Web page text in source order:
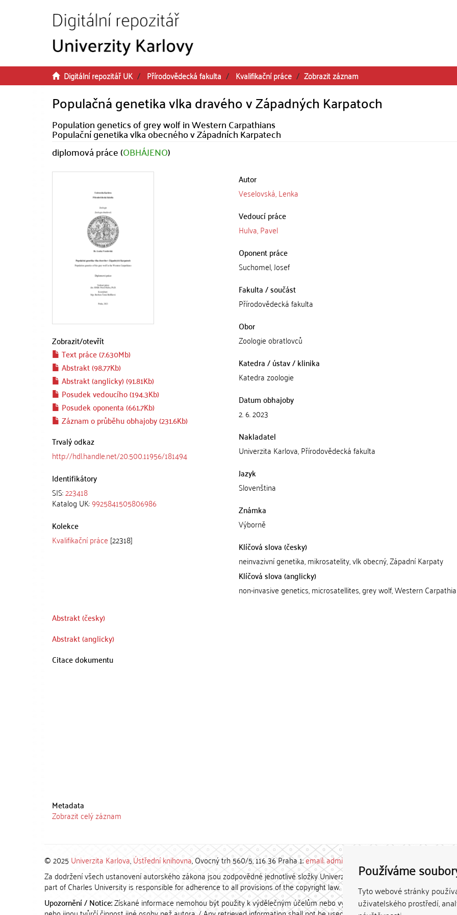
Používáme
Tyto webové stránky
uživatelského prostředí,
Digitální repozitář UK Přírodovědecká fakulta Kvalifikační práce Zobrazit záznam
Populačná genetika vlka dravého v Západných Karpatoch
Population genetics of grey wolf in Western Carpathians
Populační genetika vlka obecného v Západních Karpatech
diplomová práce (OBHÁJENO)
Zobrazit/otevřít
Text práce (7.630Mb)
Abstrakt (98.77Kb)
Abstrakt (anglicky) (91.81Kb)
Posudek vedoucího (194.3Kb)
Posudek oponenta (661.7Kb)
Záznam o průběhu obhajoby (231.6Kb)
Trvalý odkaz
http://hdl.handle.net/20.500.11956/181494
Identifikátory
SIS:223418
Katalog UK:9925841505806986
Kolekce
Kvalifikační práce [22318]
Autor
Veselovská, Lenka
Vedoucí práce
Hulva, Pavel
Oponent práce
Suchomel, Josef
Fakulta / součást
Přírodovědecká fakulta
Obor
Zoologie obratlovců
Katedra / ústav / klinika
Katedra zoologie
Datum obhajoby
2. 6. 2023
Nakladatel
Univerzita Karlova, Přírodovědecká fakulta
Jazyk
Slovenština
Známka
Výborně
Klíčová slova (česky)
neinvazivní genetika, mikrosatelity, vlk obecný, Západní Karpaty
Klíčová slova (anglicky)
non-invasive genetics, microsatellites, grey wolf, Western
Abstrakt (česky)
Abstrakt (anglicky)
Citace dokumentu
Metadata
Zobrazit celý záznam
© 2025 Univerzita Karlova,Ústřední knihovna, Ovocný trh 560/5, 116 36 Praha 1;email: admin-repozitar [at] cuni.cz
Za dodržení všech ustanovení autorského zákona jsou zodpovědné jednotlivé složky Univerzity Karlovy. / Each constituent
part of Charles University is responsible for adherence to all provisions of the copyright law.
Upozornění / Notice:Získané informace nemohou být použity k výdělečným účelům nebo vydávány za studijní, vědeckou